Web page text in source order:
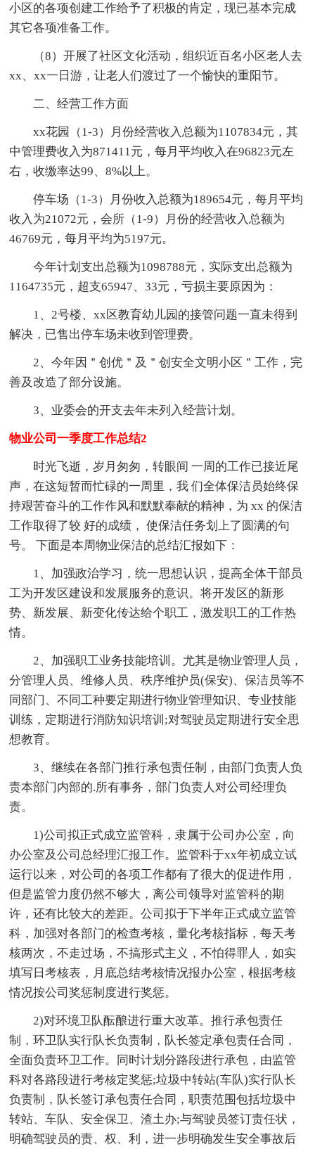
小区的各项创建工作给予了积极的肯定，现已基本完成
其它各项准备工作。
（8）开展了社区文化活动，组织近百名小区老人去
xx、xx一日游，让老人们渡过了一个愉快的重阳节。
二、经营工作方面
xx花园（1-3）月份经营收入总额为1107834元，其
中管理费收入为871411元，每月平均收入在96823元左
右，收缴率达99、8%以上。
停车场（1-3）月份收入总额为189654元，每月平均
收入为21072元，会所（1-9）月份的经营收入总额为
46769元，每月平均为5197元。
今年计划支出总额为1098788元，实际支出总额为
1164735元，超支65947、33元，亏损主要原因为：
1、2号楼、xx区教育幼儿园的接管问题一直未得到
解决，已售出停车场未收到管理费。
2、今年因＂创优＂及＂创安全文明小区＂工作，完
善及改造了部分设施。
3、业委会的开支去年未列入经营计划。
物业公司一季度工作总结2
时光飞逝，岁月匆匆，转眼间 一周的工作已接近尾
声，在这短暂而忙碌的一周里，我 们全体保洁员始终保
持艰苦奋斗的工作作风和默默奉献的精神，为 xx 的保洁
工作取得了较 好的成绩， 使保洁任务划上了圆满的句
号。 下面是本周物业保洁的总结汇报如下：
1、加强政治学习，统一思想认识，提高全体干部员
工为开发区建设和发展服务的意识。将开发区的新形
势、新发展、新变化传达给个职工，激发职工的工作热
情。
2、加强职工业务技能培训。尤其是物业管理人员，
分管理人员、维修人员、秩序维护员(保安)、保洁员等不
同部门、不同工种要定期进行物业管理知识、专业技能
训练，定期进行消防知识培训;对驾驶员定期进行安全思
想教育。
3、继续在各部门推行承包责任制，由部门负责人负
责本部门内部的.所有事务，部门负责人对公司经理负
责。
1)公司拟正式成立监管科，隶属于公司办公室，向
办公室及公司总经理汇报工作。监管科于xx年初成立试
运行以来，对公司的各项工作都有了很大的促进作用，
但是监管力度仍然不够大，离公司领导对监管科的期
许，还有比较大的差距。公司拟于下半年正式成立监管
科，加强对各部门的检查考核，量化考核指标，每天考
核两次，不走过场，不搞形式主义，不怕得罪人，如实
填写日考核表，月底总结考核情况报办公室，根据考核
情况按公司奖惩制度进行奖惩。
2)对环境卫队酝酿进行重大改革。推行承包责任
制，环卫队实行队长负责制，队长签定承包责任合同，
全面负责环卫工作。同时计划分路段进行承包，由监管
科对各路段进行考核定奖惩;垃圾中转站(车队)实行队长
负责制，队长签订承包责任合同，职责范围包括垃圾中
转站、车队、安全保卫、渣土办;与驾驶员签订责任状，
明确驾驶员的责、权、利，进一步明确发生安全事故后